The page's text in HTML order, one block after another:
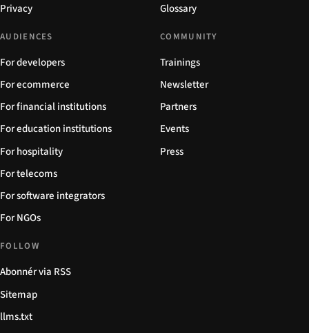
Privacy
Glossary
AUDIENCES
For developers
For ecommerce
For financial institutions
For education institutions
For hospitality
For telecoms
For software integrators
For NGOs
COMMUNITY
Trainings
Newsletter
Partners
Events
Press
FOLLOW
Abonnér via RSS
Sitemap
llms.txt